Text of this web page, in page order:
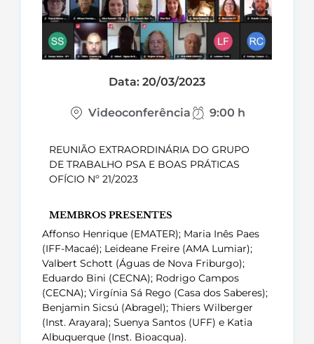
Data: 20/03/2023
Videoconferência 9:00 h
REUNIÃO EXTRAORDINÁRIA DO GRUPO
DE TRABALHO PSA E BOAS PRÁTICAS
OFÍCIO Nº 21/2023
MEMBROS PRESENTES
Affonso Henrique (EMATER); Maria Inês Paes
(IFF-Macaé); Leideane Freire (AMA Lumiar);
Valbert Schott (Águas de Nova Friburgo);
Eduardo Bini (CECNA); Rodrigo Campos
(CECNA); Virgínia Sá Rego (Casa dos Saberes);
Benjamin Sicsú (Abragel); Thiers Wilberger
(Inst. Arayara); Suenya Santos (UFF) e Katia
Albuquerque (Inst. Bioacqua).